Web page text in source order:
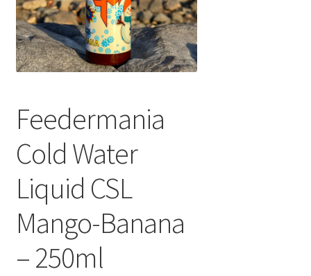
Mohosz Versenynaptár 2025
Feedermania
Cold Water
Liquid CSL
Mango-Banana
– 250ml